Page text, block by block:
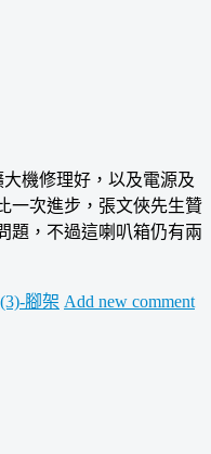
機修理好，以及電源及
一次進步，張文俠先生贊
題，不過這喇叭箱仍有兩
腳架 Add new comment